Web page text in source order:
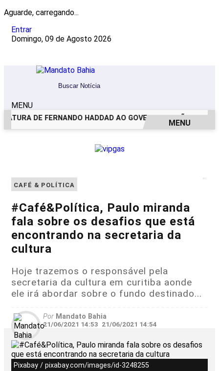
Aguarde, carregando...
Entrar
Domingo, 09 de Agosto 2026
MENU
DE FERNANDO HADDAD AO GOVERNO DE SÃO PAULO
MENU
CAFÉ & POLÍTICA
#Café&Política, Paulo miranda
fala sobre os desafios que está
encontrando na secretaria da
cultura
Hoje trazemos o responsável pela
secretaria da cultura em curitiba aonde
ele irá abordar sobre o fundo destinado...
Por Mandato Bahia
21/06/2021 14:53 21/06/2021 14:54
Pixabay / pixabay.com/images/id-3248255